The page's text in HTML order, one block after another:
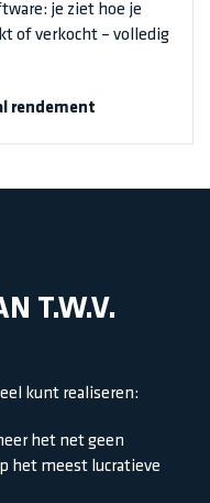
je ziet hoe je
of verkocht – volledig
rendement
T.W.V.
kunt realiseren:
het net geen
het meest lucratieve